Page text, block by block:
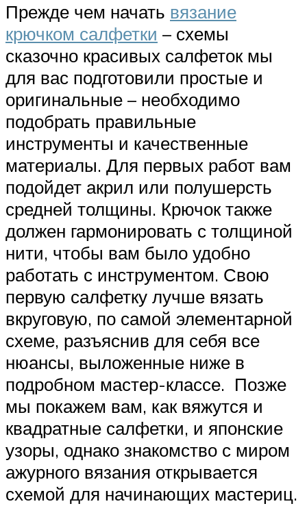
Прежде чем начать вязание
крючком салфетки – схемы
сказочно красивых салфеток мы
для вас подготовили простые и
оригинальные – необходимо
подобрать правильные
инструменты и качественные
материалы. Для первых работ вам
подойдет акрил или полушерсть
средней толщины. Крючок также
должен гармонировать с толщиной
нити, чтобы вам было удобно
работать с инструментом. Свою
первую салфетку лучше вязать
вкруговую, по самой элементарной
схеме, разъяснив для себя все
нюансы, выложенные ниже в
подробном мастер-классе. Позже
мы покажем вам, как вяжутся и
квадратные салфетки, и японские
узоры, однако знакомство с миром
ажурного вязания открывается
схемой для начинающих мастериц.